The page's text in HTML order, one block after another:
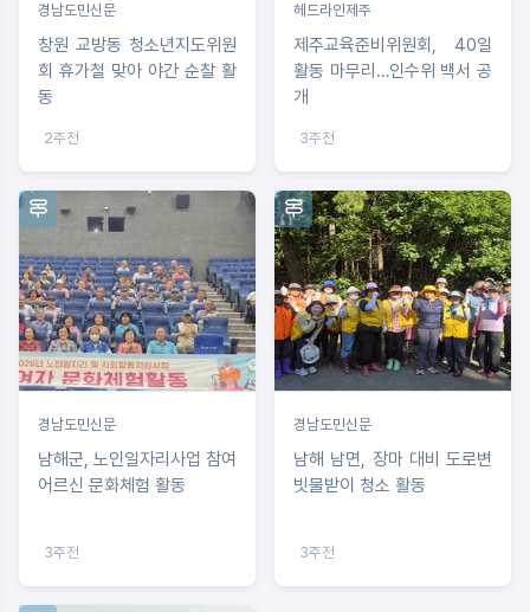
경남도민신문
창원 교방동 청소년지도위원
회 휴가철 맞아 야간 순찰 활
동
2주전
헤드라인제주
제주교육준비위원회, 40일
활동 마무리…인수위 백서 공
개
3주전
경남도민신문
남해군, 노인일자리사업 참여
어르신 문화체험 활동
3주전
경남도민신문
남해 남면, 장마 대비 도로변
빗물받이 청소 활동
3주전